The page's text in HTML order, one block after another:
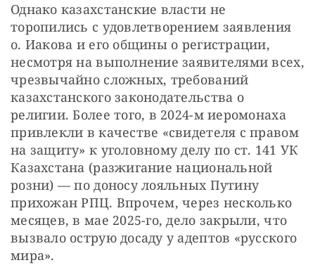
Однако казахстанские власти не
торопились с удовлетворением заявления
о. Иакова и его общины о регистрации,
несмотря на выполнение заявителями всех,
чрезвычайно сложных, требований
казахстанского законодательства о
религии. Более того, в 2024-м иеромонаха
привлекли в качестве «свидетеля с правом
на защиту» к уголовному делу по ст. 141 УК
Казахстана (разжигание национальной
розни) — по доносу лояльных Путину
прихожан РПЦ. Впрочем, через несколько
месяцев, в мае 2025-го, дело закрыли, что
вызвало острую досаду у адептов «русского
мира».